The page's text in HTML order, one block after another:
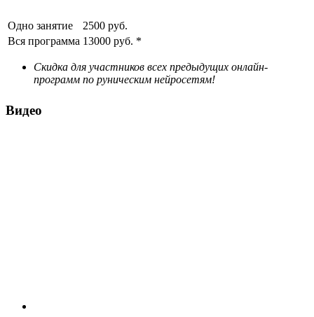
Одно занятие
2500 руб.
Вся программа 13000 руб. *
Скидка для участников всех предыдущих онлайн-
программ по руническим нейросетям!
Видео